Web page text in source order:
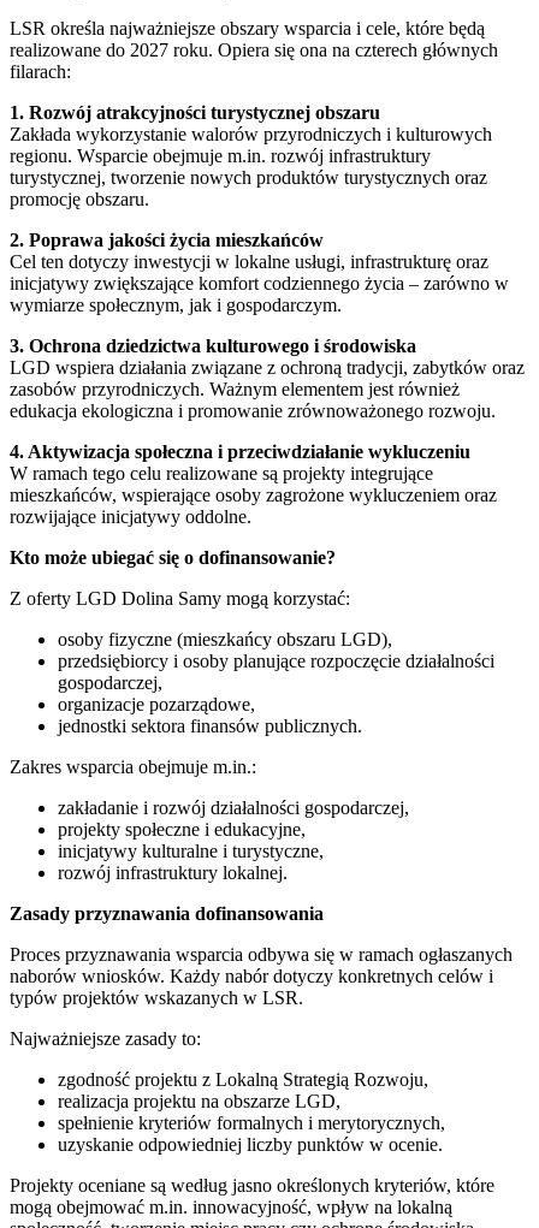
LSR określa najważniejsze obszary wsparcia i cele, które będą
realizowane do 2027 roku. Opiera się ona na czterech głównych
filarach:
1. Rozwój atrakcyjności turystycznej obszaru
Zakłada wykorzystanie walorów przyrodniczych i kulturowych
regionu. Wsparcie obejmuje m.in. rozwój infrastruktury
turystycznej, tworzenie nowych produktów turystycznych oraz
promocję obszaru.
2. Poprawa jakości życia mieszkańców
Cel ten dotyczy inwestycji w lokalne usługi, infrastrukturę oraz
inicjatywy zwiększające komfort codziennego życia – zarówno w
wymiarze społecznym, jak i gospodarczym.
3. Ochrona dziedzictwa kulturowego i środowiska
LGD wspiera działania związane z ochroną tradycji, zabytków oraz
zasobów przyrodniczych. Ważnym elementem jest również
edukacja ekologiczna i promowanie zrównoważonego rozwoju.
4. Aktywizacja społeczna i przeciwdziałanie wykluczeniu
W ramach tego celu realizowane są projekty integrujące
mieszkańców, wspierające osoby zagrożone wykluczeniem oraz
rozwijające inicjatywy oddolne.
Kto może ubiegać się o dofinansowanie?
Z oferty LGD Dolina Samy mogą korzystać:
osoby fizyczne (mieszkańcy obszaru LGD),
przedsiębiorcy i osoby planujące rozpoczęcie działalności
gospodarczej,
organizacje pozarządowe,
jednostki sektora finansów publicznych.
Zakres wsparcia obejmuje m.in.:
zakładanie i rozwój działalności gospodarczej,
projekty społeczne i edukacyjne,
inicjatywy kulturalne i turystyczne,
rozwój infrastruktury lokalnej.
Zasady przyznawania dofinansowania
Proces przyznawania wsparcia odbywa się w ramach ogłaszanych
naborów wniosków. Każdy nabór dotyczy konkretnych celów i
typów projektów wskazanych w LSR.
Najważniejsze zasady to:
zgodność projektu z Lokalną Strategią Rozwoju,
realizacja projektu na obszarze LGD,
spełnienie kryteriów formalnych i merytorycznych,
uzyskanie odpowiedniej liczby punktów w ocenie.
Projekty oceniane są według jasno określonych kryteriów, które
mogą obejmować m.in. innowacyjność, wpływ na lokalną